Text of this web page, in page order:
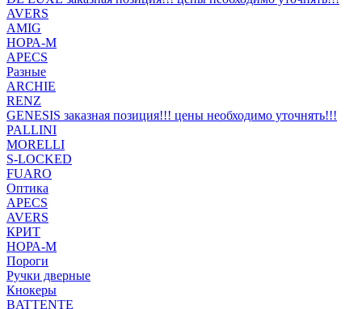
AVERS
AMIG
НОРА-М
APECS
Разные
ARCHIE
RENZ
GENESIS заказная позиция!!! цены необходимо уточнять!!!
PALLINI
MORELLI
S-LOCKED
FUARO
Оптика
APECS
AVERS
КРИТ
НОРА-М
Пороги
Ручки дверные
Кнокеры
BATTENTE